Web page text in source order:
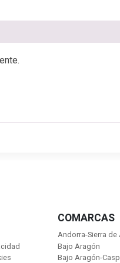
COMARCAS
Andorra-Sierra de
Bajo Aragón
Bajo Aragón-